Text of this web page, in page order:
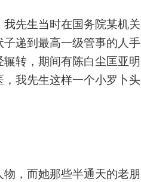
先生当时在国务院某机关
递到最高一级管事的人手
转，期间有陈白尘匡亚明
我先生这样一个小罗卜头
，而她那些半通天的老朋